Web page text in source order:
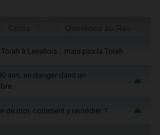
à Levallois… mais pas la Torah
ans, en danger dans un
de moi, comment y remédier ?